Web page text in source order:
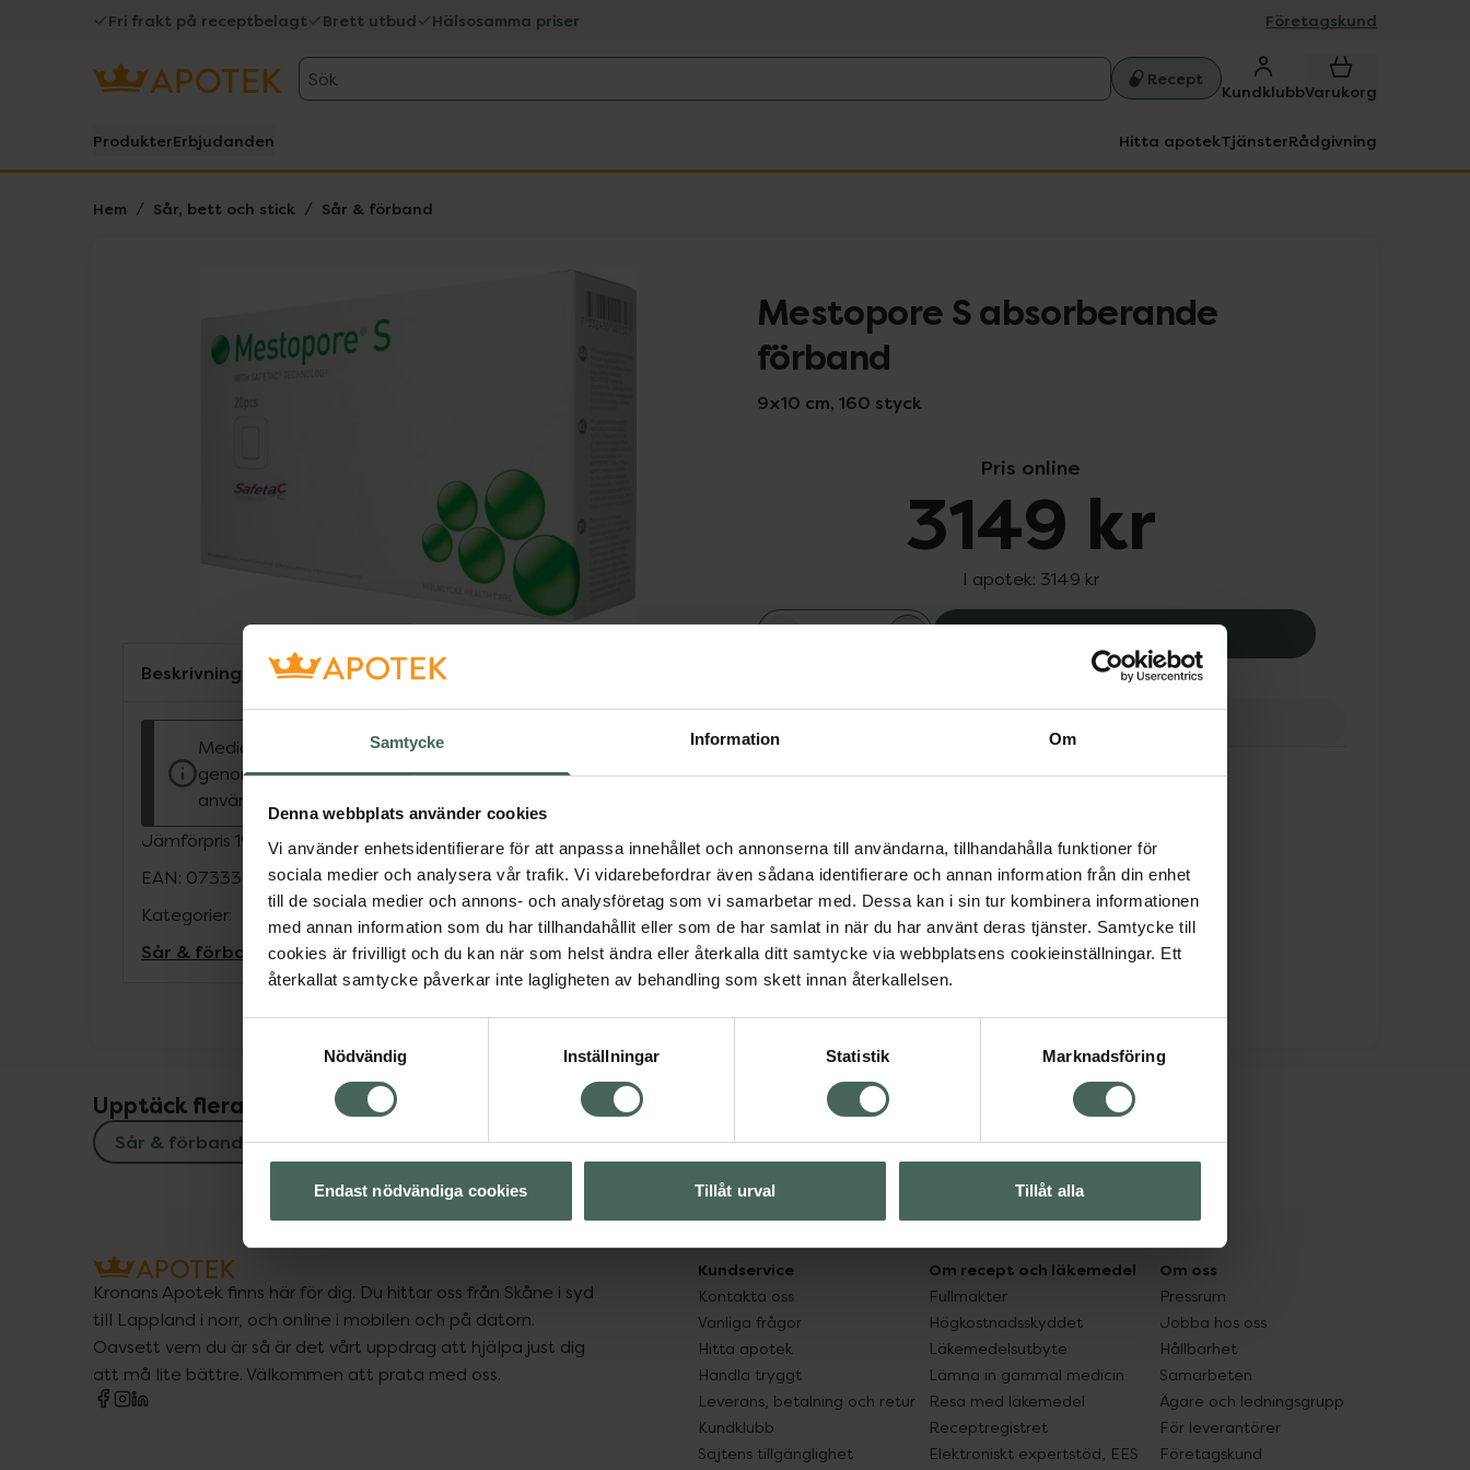
Samtycke Information Om
Denna webbplats använder cookies
Vi använder enhetsidentifierare för att anpassa innehållet och annonserna till användarna, tillhandahålla funktioner för
sociala medier och analysera vår trafik. Vi vidarebefordrar även sådana identifierare och annan information från din enhet
till de sociala medier och annons- och analysföretag som vi samarbetar med. Dessa kan i sin tur kombinera informationen
med annan information som du har tillhandahållit eller som de har samlat in när du har använt deras tjänster. Samtycke till
cookies är frivilligt och du kan när som helst ändra eller återkalla ditt samtycke via webbplatsens cookieinställningar. Ett
återkallat samtycke påverkar inte lagligheten av behandling som skett innan återkallelsen.
Nödvändig
Inställningar Statistik Marknadsföring
Endast nödvändiga cookies Tillåt urval Tillåt alla
Fri frakt på receptbelagt Brett utbud Hälsosamma priser Företagskund
Sök Recept
KundklubbVarukorg
ProdukterErbjudanden Hitta apotekTjänsterRådgivning
Hem Sår, bett och stick Sår & förband
Mestopore S absorberande
förband
9x10 cm, 160 styck
Pris online
3149 kr
I apotek: 3149 kr
Mestopore S absorberande
Finns i webblager
Beskrivning
Medicinteknisk produkt. Tillverkaren garanterar
genom CE-märkning att produkten är säker att
använda och uppfyller gällande krav.
Jämförpris 19,68 kr
st
EAN: 07333350829889
Kategorier:
Sår & förbandSår, bett och stick
Upptäck flera produkter inom
Sår & förband Sår, bett och stick
Kronans Apotek finns här för dig. Du hittar oss från Skåne i syd
till Lappland i norr, och online i mobilen och på datorn.
Oavsett vem du är så är det vårt uppdrag att hjälpa just dig
att må lite bättre. Välkommen att prata med oss.
Kundservice
Kontakta oss
Vanliga frågor
Hitta apotek
Handla tryggt
Leverans, betalning och retur
Kundklubb
Sajtens tillgänglighet
Om recept och läkemedel
Fullmakter
Högkostnadsskyddet
Läkemedelsutbyte
Lämna in gammal medicin
Resa med läkemedel
Receptregistret
Elektroniskt expertstöd, EES
Om oss
Pressrum
Jobba hos oss
Hållbarhet
Samarbeten
Ägare och ledningsgrupp
För leverantörer
Företagskund